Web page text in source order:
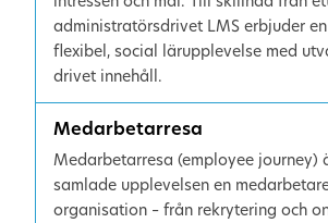
administratörsdrivet LMS erbjuder en
flexibel, social lärupplevelse med
drivet innehåll.
Medarbetarresa
Medarbetarresa (employee journey)
samlade upplevelsen en
organisation – från rekrytering och